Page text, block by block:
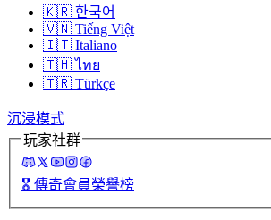
🇰🇷 한국어
🇻🇳 Tiếng Việt
🇮🇹 Italiano
🇹🇭 ไทย
🇹🇷 Türkçe
沉浸模式
玩家社群
🎖️ 傳奇會員榮譽榜